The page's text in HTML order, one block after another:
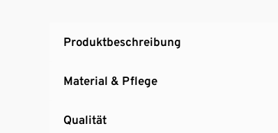
Produktbeschreibung
Material & Pflege
Qualität